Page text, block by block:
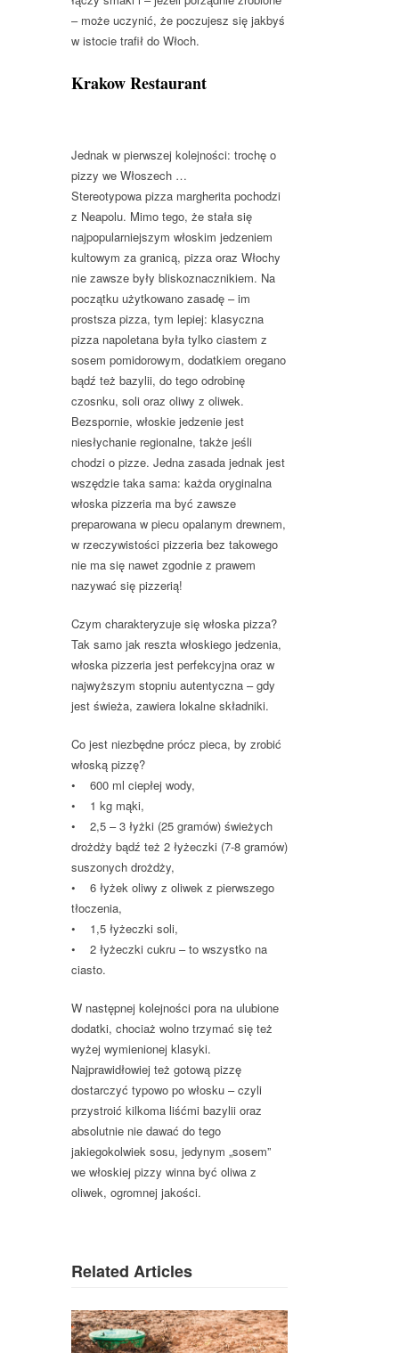
– może uczynić, że poczujesz się jakbyś
w istocie trafił do Włoch.
Krakow Restaurant
Jednak w pierwszej kolejności: trochę o
pizzy we Włoszech …
Stereotypowa pizza margherita pochodzi
z Neapolu. Mimo tego, że stała się
najpopularniejszym włoskim jedzeniem
kultowym za granicą, pizza oraz Włochy
nie zawsze były bliskoznacznikiem. Na
początku użytkowano zasadę – im
prostsza pizza, tym lepiej: klasyczna
pizza napoletana była tylko ciastem z
sosem pomidorowym, dodatkiem oregano
bądź też bazylii, do tego odrobinę
czosnku, soli oraz oliwy z oliwek.
Bezspornie, włoskie jedzenie jest
niesłychanie regionalne, także jeśli
chodzi o pizze. Jedna zasada jednak jest
wszędzie taka sama: każda oryginalna
włoska pizzeria ma być zawsze
preparowana w piecu opalanym drewnem,
w rzeczywistości pizzeria bez takowego
nie ma się nawet zgodnie z prawem
nazywać się pizzerią!
Czym charakteryzuje się włoska pizza?
Tak samo jak reszta włoskiego jedzenia,
włoska pizzeria jest perfekcyjna oraz w
najwyższym stopniu autentyczna – gdy
jest świeża, zawiera lokalne składniki.
Co jest niezbędne prócz pieca, by zrobić
włoską pizzę?
• 600 ml ciepłej wody,
• 1 kg mąki,
• 2,5 – 3 łyżki (25 gramów) świeżych
drożdży bądź też 2 łyżeczki (7-8 gramów)
suszonych drożdży,
• 6 łyżek oliwy z oliwek z pierwszego
tłoczenia,
• 1,5 łyżeczki soli,
• 2 łyżeczki cukru – to wszystko na
ciasto.
W następnej kolejności pora na ulubione
dodatki, chociaż wolno trzymać się też
wyżej wymienionej klasyki.
Najprawidłowiej też gotową pizzę
dostarczyć typowo po włosku – czyli
przystroić kilkoma liśćmi bazylii oraz
absolutnie nie dawać do tego
jakiegokolwiek sosu, jedynym „sosem”
we włoskiej pizzy winna być oliwa z
oliwek, ogromnej jakości.
Related Articles